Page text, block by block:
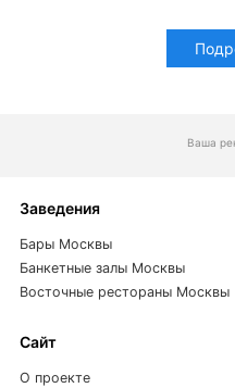
Ваша
Заведения
Бары Москвы
Банкетные залы Москвы
Восточные рестораны Москвы
Сайт
О проекте